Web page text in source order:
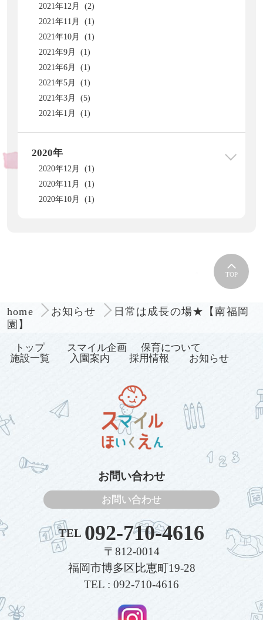
2021年12月 (2)
2021年11月 (1)
2021年10月 (1)
2021年9月 (1)
2021年6月 (1)
2021年5月 (1)
2021年3月 (5)
2021年1月 (1)
2020年
2020年12月 (1)
2020年11月 (1)
2020年10月 (1)
TOP
home お知らせ
日常は成長の場★【南福岡
園】
トップ スマイル企画
保育について
施設一覧
入園案内 採用情報 お知らせ
お問い合わせ
お問い合わせ
TEL 092-710-4616
〒812-0014
福岡市博多区比恵町19-28
TEL : 092-710-4616